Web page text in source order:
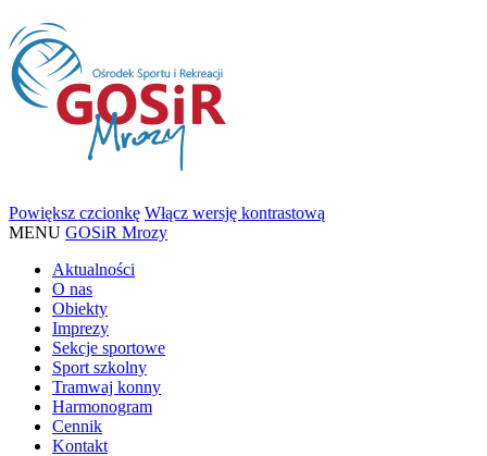
Powiększ czcionkę Włącz wersję kontrastową
MENU GOSiR Mrozy
Aktualności
O nas
Obiekty
Imprezy
Sekcje sportowe
Sport szkolny
Tramwaj konny
Harmonogram
Cennik
Kontakt